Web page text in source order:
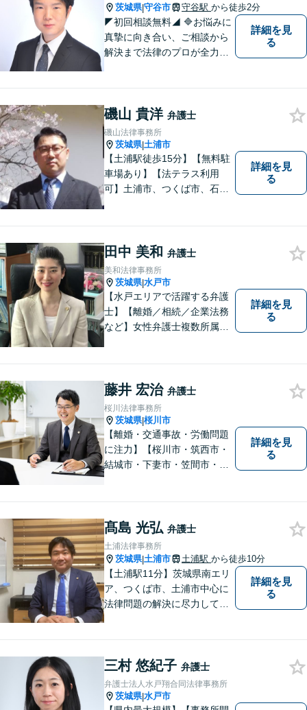
茨城県|守谷市 守谷駅 から徒歩2分
◤初回相談無料◢ 🔷お悩みに
真摯に向き合い、ご相談から
解決まで法律のプロが全力で
日々を終わらせるために安心
の第一歩を踏み出しましょ
う。お気軽にお問い合わせく
ださい。
詳細を見
る
磯山 貴洋 弁護士
磯山法律事務所
茨城県|土浦市
【土浦駅徒歩15分】【無料駐
車場あり】【法テラス利用
可】土浦市、つくば市、石岡
す。
詳細を見
る
田中 美和 弁護士
美和法律事務所
茨城県|水戸市
【水戸エリアで活躍する弁護
士】【離婚／相続／企業法務
など】女性弁護士複数所属／
いたします。お困りごとがあ
ればお気軽にご相談くださ
い。
詳細を見
る
藤井 宏治 弁護士
桜川法律事務所
茨城県|桜川市
【離婚・交通事故・労働問題
に注力】【桜川市・筑西市・
結城市・下妻市・笠間市・真
詳細を見
る
髙島 光弘 弁護士
土浦法律事務所
茨城県|土浦市 土浦駅 から徒歩10分
【土浦駅11分】茨城県南エリ
ア、つくば市、土浦市中心に
法律問題の解決に尽力してお
ら、お気軽にご相談くださ
い。
詳細を見
る
三村 悠紀子 弁護士
弁護士法人水戸翔合同法律事務所
茨城県|水戸市